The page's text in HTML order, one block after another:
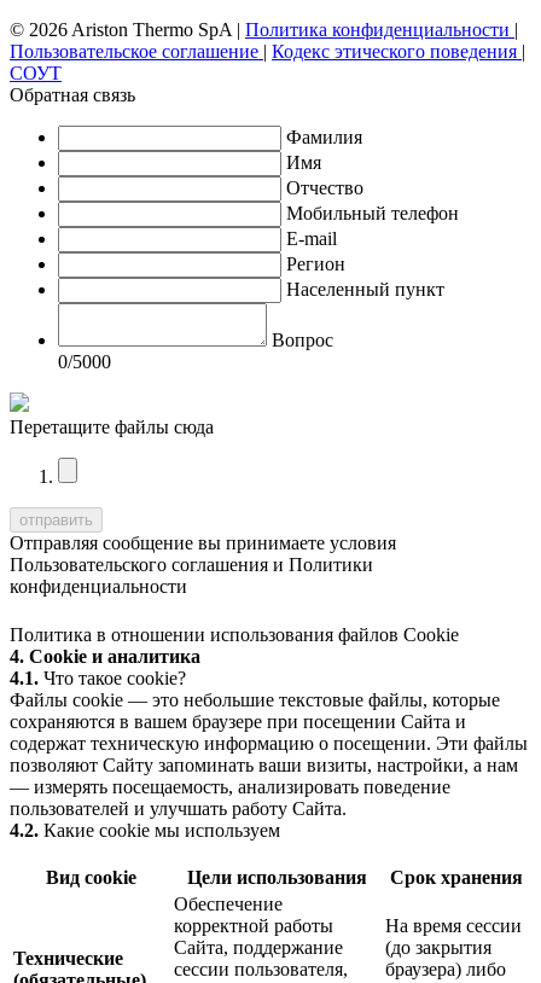
© 2026 Ariston Thermo SpA | Политика конфиденциальности |
Пользовательское соглашение | Кодекс этического поведения |
СОУТ
Обратная связь
Фамилия
Имя
Отчество
Мобильный телефон
E-mail
Регион
Населенный пункт
Вопрос
0/5000
Перетащите файлы сюда
Отправляя сообщение вы принимаете условия
Пользовательского соглашения и Политики
конфиденциальности
Политика в отношении использования файлов Cookie
4. Cookie и аналитика
4.1. Что такое cookie?
Файлы cookie — это небольшие текстовые файлы, которые
сохраняются в вашем браузере при посещении Сайта и
содержат техническую информацию о посещении. Эти файлы
позволяют Сайту запоминать ваши визиты, настройки, а нам
— измерять посещаемость, анализировать поведение
пользователей и улучшать работу Сайта.
4.2. Какие cookie мы используем
Вид cookie Цели использования Срок хранения
Технические
Обеспечение
корректной работы
Сайта, поддержание
сессии пользователя,
На время сессии
(до закрытия
браузера) либо